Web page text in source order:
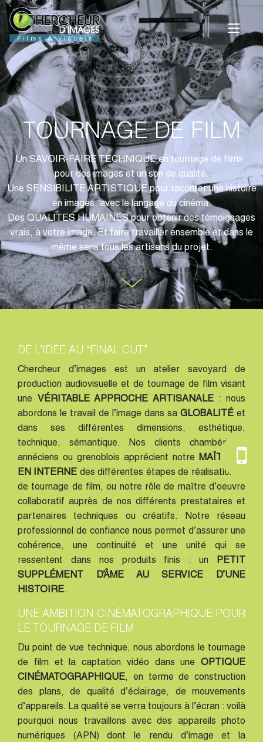
TOURNAGE DE FILM
Un SAVOIR-FAIRE TECHNIQUE en tournage de films :
pour des images et un son de qualité.
Une SENSIBILITE ARTISTIQUE pour raconter une histoire
en images, avec le langage du cinéma.
Des QUALITES HUMAINES pour obtenir des témoignages
vrais, à votre image. Et faire travailler ensemble et dans le
même sens tous les artisans du projet.
DE L’IDÉE AU “FINAL CUT”
Chercheur d’images est un atelier savoyard de
production audiovisuelle et de tournage de film visant
une VÉRITABLE APPROCHE ARTISANALE: nous
abordons le travail de l’image dans sa GLOBALITÉ et
dans ses différentes dimensions, esthétique,
technique, sémantique. Nos clients chambériens,
annéciens ou grenoblois apprécient notre MAÎTRISE
EN INTERNE des différentes étapes de réalisation et
de tournage de film, ou notre rôle de maître d’oeuvre
collaboratif auprès de nos différents prestataires et
partenaires techniques ou créatifs. Notre réseau
professionnel de confiance nous permet d’assurer une
cohérence, une continuité et une unité qui se
ressentent dans nos produits finis : un PETIT
SUPPLÉMENT D’ÂME AU SERVICE D’UNE
HISTOIRE.
UNE AMBITION CINÉMATOGRAPHIQUE POUR
LE TOURNAGE DE FILM
Du point de vue technique, nous abordons le tournage
de film et la captation vidéo dans une OPTIQUE
CINÉMATOGRAPHIQUE, en terme de construction
des plans, de qualité d’éclairage, de mouvements
d’appareils. La qualité se verra toujours à l’écran : voilà
pourquoi nous travaillons avec des appareils photo
numériques (APN) dont le rendu d’image et la